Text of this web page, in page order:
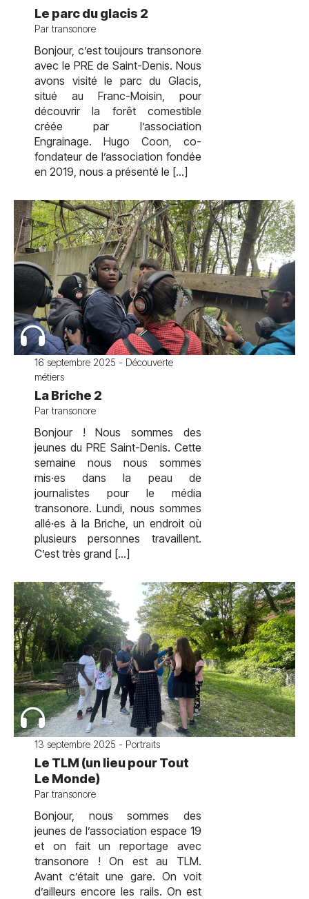
Le parc du glacis 2
Par transonore
Bonjour, c’est toujours transonore
avec le PRE de Saint-Denis. Nous
avons visité le parc du Glacis,
situé au Franc-Moisin, pour
découvrir la forêt comestible
créée par l’association
Engrainage. Hugo Coon, co-
fondateur de l’association fondée
en 2019, nous a présenté le […]
16 septembre 2025 - Découverte
métiers
La Briche 2
Par transonore
Bonjour ! Nous sommes des
jeunes du PRE Saint-Denis. Cette
semaine nous nous sommes
mis·es dans la peau de
journalistes pour le média
transonore. Lundi, nous sommes
allé·es à la Briche, un endroit où
plusieurs personnes travaillent.
C’est très grand […]
13 septembre 2025 - Portraits
Le TLM (un lieu pour Tout
Le Monde)
Par transonore
Bonjour, nous sommes des
jeunes de l’association espace 19
et on fait un reportage avec
transonore ! On est au TLM.
Avant c’était une gare. On voit
d’ailleurs encore les rails. On est